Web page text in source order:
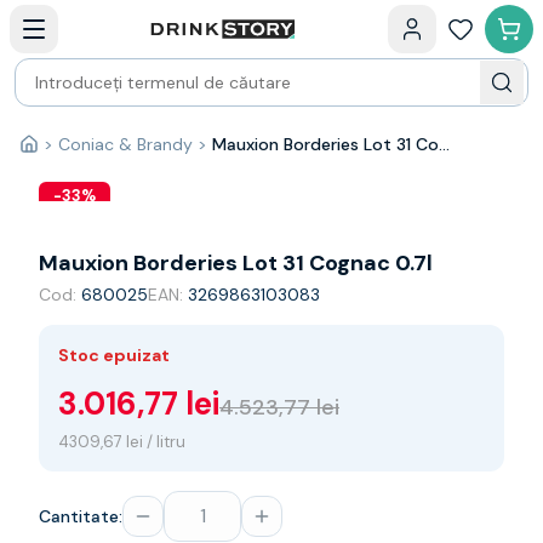
Bauturi fine — selectie
Produse Noi
Cosuri cadou
Pachete & Cadouri
Vin
Tamaioasa
Franta
Spania
Australia
Germania
Noua Zeelanda
Prosecco
Acasă
> Coniac & Brandy > Mauxion Borderies Lot 31 Cognac 0.7l
-33%
Mauxion Borderies Lot 31 Cognac 0.7l
Cod: 680025EAN: 3269863103083
Stoc epuizat
3.016,77 lei4.523,77 lei
4309,67 lei / litru
Cantitate: